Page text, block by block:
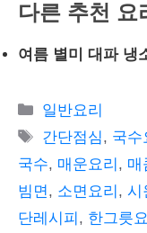
다른 추천 요
여름 별미 대파 냉
카
테
리
일반요리
태
그
간단점심, 국수
국수, 매운요리 , 매
빔면, 소면요리 , 시
단레시피 , 한그릇